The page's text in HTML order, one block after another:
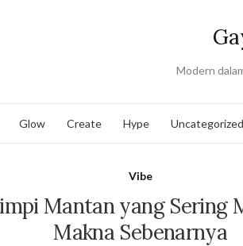
Modern
Glow Create Hype Uncategorized
Vibe
Mantan yang Sering
Makna Sebenarnya